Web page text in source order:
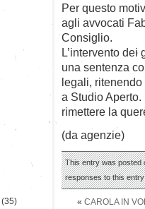
Per questo
agli avvocati
Consiglio.
L’intervento
una sentenza
legali, ritenendo
a Studio
rimettere la
(da agenzie)
This entry was posted
responses to this
« CAROLA IN
(35)